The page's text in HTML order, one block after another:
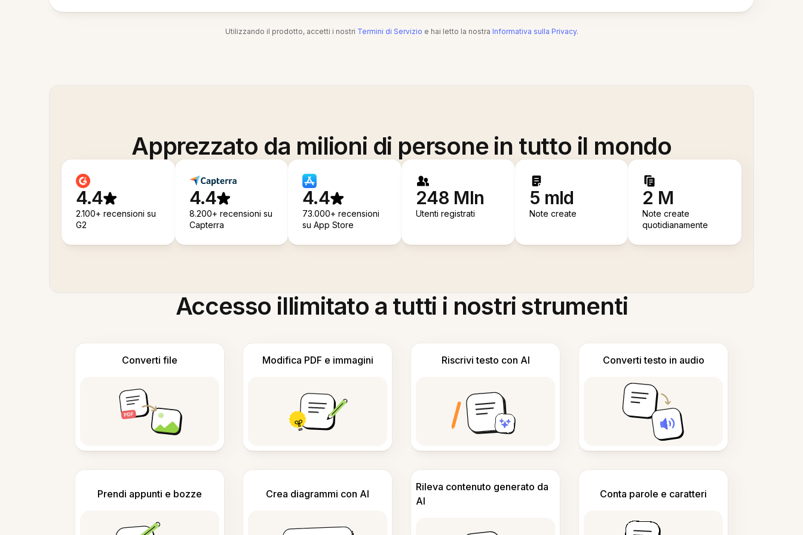
Utilizzando il prodotto, accetti i nostri Termini di Servizio e hai letto la nostra Informativa sulla Privacy.
Apprezzato da milioni di persone in tutto il mondo
4.4
2.100+ recensioni su
G2
4.4
8.200+ recensioni su
Capterra
4.4
73.000+ recensioni
su App Store
248 Mln
Utenti registrati
5 mld
Note create
2 M
Note create
quotidianamente
Accesso illimitato a tutti i nostri strumenti
Converti file Modifica PDF e immagini Riscrivi testo con AI Converti testo in audio
Prendi appunti e bozze Crea diagrammi con AI
Rileva contenuto generato da
AI
Conta parole e caratteri